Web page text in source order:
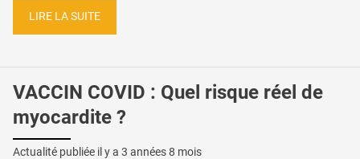
LIRE LA SUITE
VACCIN COVID : Quel risque réel de
myocardite ?
Actualité publiée il y a 3 années 8 mois